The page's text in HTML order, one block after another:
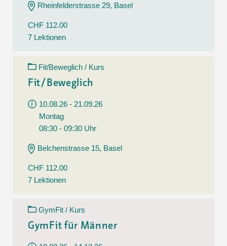
Rheinfelderstrasse 29, Basel
CHF 112.00
7 Lektionen
Fit/Beweglich / Kurs
Fit/Beweglich
10.08.26 - 21.09.26
Montag
08:30 - 09:30 Uhr
Belchenstrasse 15, Basel
CHF 112.00
7 Lektionen
GymFit / Kurs
GymFit für Männer